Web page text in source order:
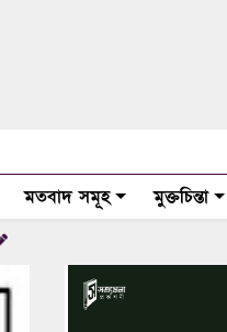
মতবাদ সমূহ মুক্তচিন্তা